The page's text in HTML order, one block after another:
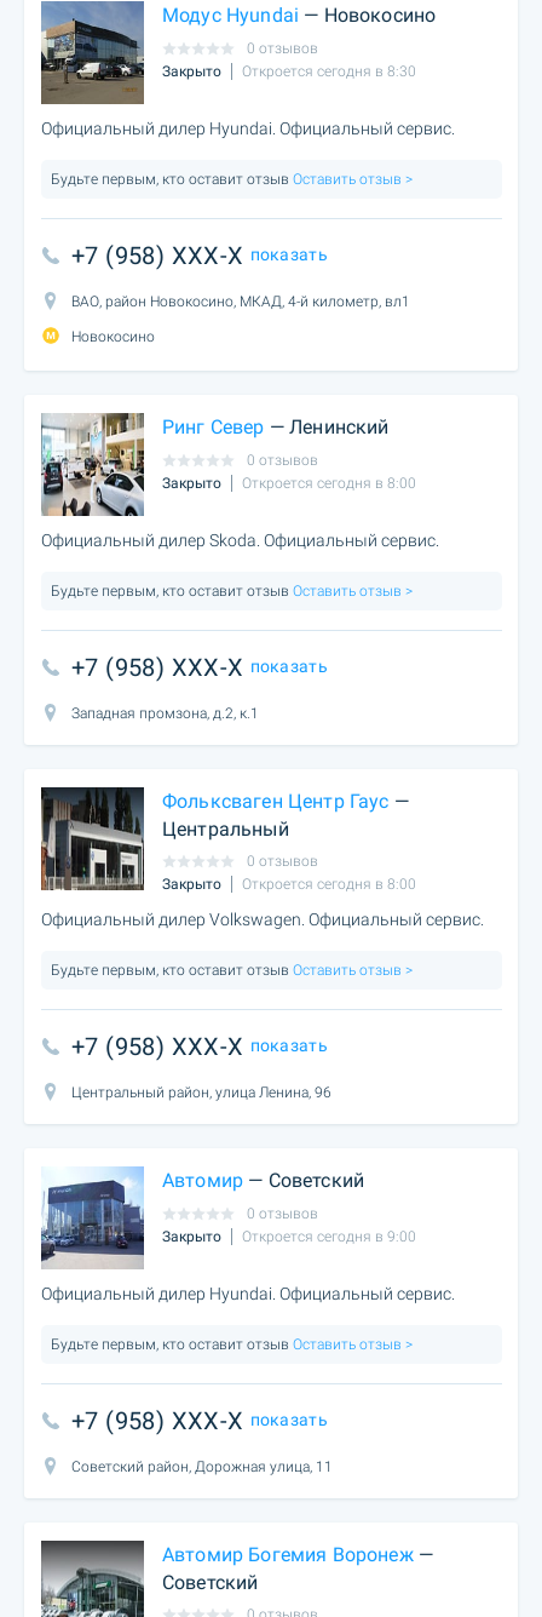
Модус Hyundai — Новокосино
0 отзывов
Закрыто
Откроется сегодня в 8:30
Официальный дилер Hyundai. Официальный сервис.
Будьте первым, кто оставит отзыв Оставить отзыв >
+7 (958) XXX-X показать
ВАО, район Новокосино, МКАД, 4-й километр, вл1
Новокосино
Ринг Север — Ленинский
0 отзывов
Закрыто
Откроется сегодня в 8:00
Официальный дилер Skoda. Официальный сервис.
Будьте первым, кто оставит отзыв Оставить отзыв >
+7 (958) XXX-X показать
Западная промзона, д.2, к.1
Фольксваген Центр Гаус —
Центральный
0 отзывов
Закрыто
Откроется сегодня в 8:00
Официальный дилер Volkswagen. Официальный сервис.
Будьте первым, кто оставит отзыв Оставить отзыв >
+7 (958) XXX-X показать
Центральный район, улица Ленина, 96
Автомир — Советский
0 отзывов
Закрыто
Откроется сегодня в 9:00
Официальный дилер Hyundai. Официальный сервис.
Будьте первым, кто оставит отзыв Оставить отзыв >
+7 (958) XXX-X показать
Советский район, Дорожная улица, 11
Автомир Богемия Воронеж—
Советский